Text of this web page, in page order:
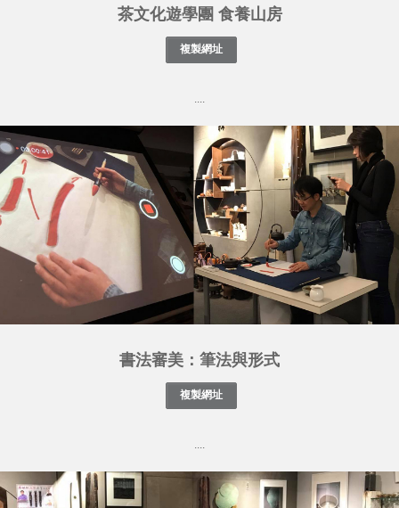
茶文化遊學團 食養山房
書法審美：筆法與形式
....